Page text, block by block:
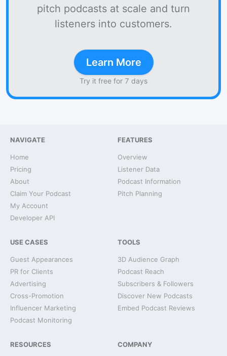
pitch podcasts at scale and turn
listeners into customers.
Learn More
Try it free for 7 days
NAVIGATE
Home
Pricing
About
Claim Your Podcast
My Account
Developer API
FEATURES
Overview
Listener Data
Podcast Information
Pitch Planning
USE CASES
Guest Appearances
PR for Clients
Advertising
Cross-Promotion
Influencer Marketing
Podcast Monitoring
TOOLS
3D Audience Graph
Podcast Reach
Subscribers & Followers
Discover New Podcasts
Embed Podcast Reviews
RESOURCES COMPANY